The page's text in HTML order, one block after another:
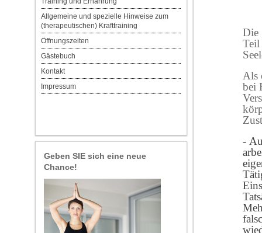
Allgemeine und spezielle Hinweise zum
(therapeutischen) Krafttraining
Öffnungszeiten
Gästebuch
Kontakt
Impressum
Geben SIE sich eine neue
Chance!
Die
Teil
Als
bei
-